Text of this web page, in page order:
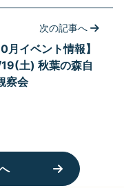
次の記事へ
月イベント情報】
土) 秋葉の森自
察会